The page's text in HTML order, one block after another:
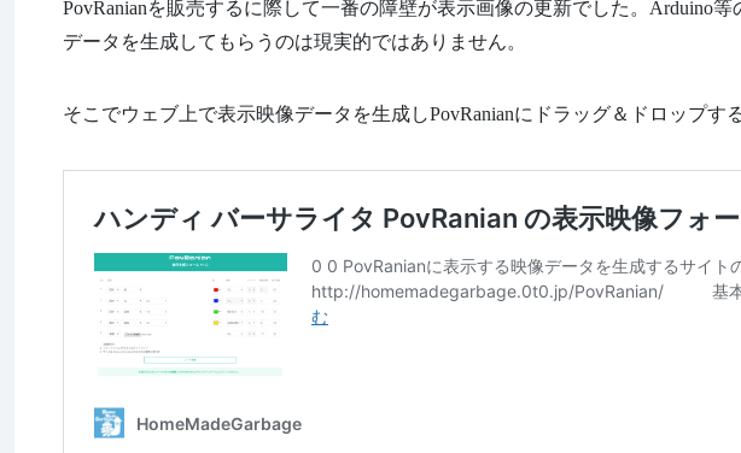
PovRanianを販売するに際して一番の障壁が表示画像の更新でした。Arduino
データを生成してもらうのは現実的ではありません。
そこでウェブ上で表示映像データを生成しPovRanianにドラッグ＆ドロップす